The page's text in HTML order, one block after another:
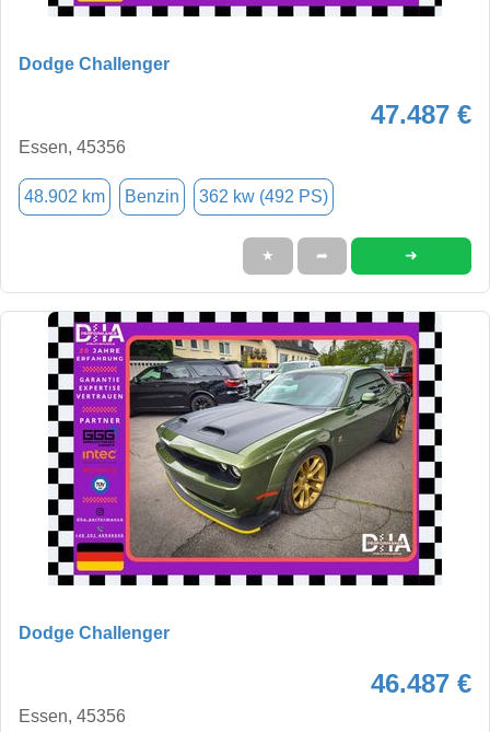
Dodge Challenger
47.487 €
Essen, 45356
48.902 km Benzin 362 kw (492 PS)
★ ➦ ➜
Dodge Challenger
46.487 €
Essen, 45356